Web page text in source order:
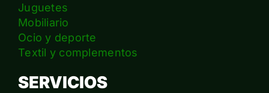
Juguetes
Mobiliario
Ocio y deporte
Textil y complementos
SERVICIOS